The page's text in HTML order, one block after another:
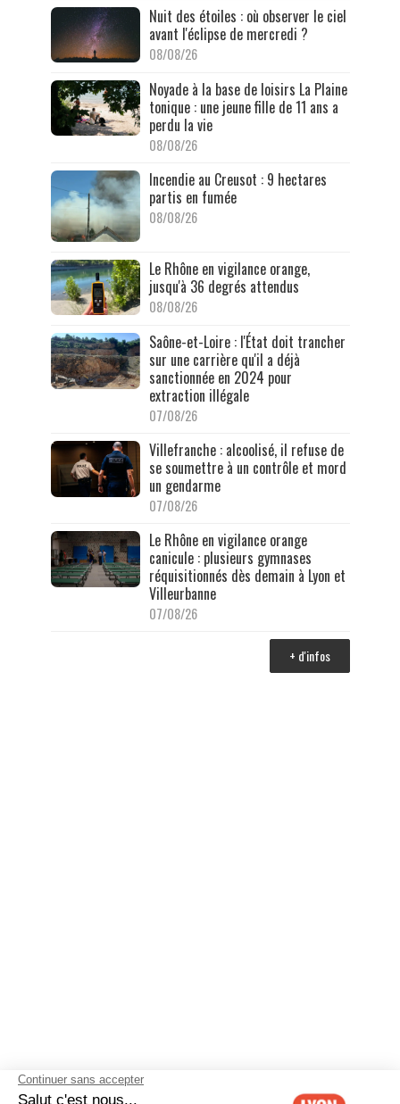
Nuit des étoiles : où observer le ciel
avant l'éclipse de mercredi ?
08/08/26
Noyade à la base de loisirs La Plaine
tonique : une jeune fille de 11 ans a
perdu la vie
08/08/26
Incendie au Creusot : 9 hectares
partis en fumée
08/08/26
Le Rhône en vigilance orange,
jusqu'à 36 degrés attendus
08/08/26
Saône-et-Loire : l'État doit trancher
sur une carrière qu'il a déjà
sanctionnée en 2024 pour
extraction illégale
07/08/26
Villefranche : alcoolisé, il refuse de
se soumettre à un contrôle et mord
un gendarme
07/08/26
Le Rhône en vigilance orange
canicule : plusieurs gymnases
réquisitionnés dès demain à Lyon et
Villeurbanne
07/08/26
+ d'infos